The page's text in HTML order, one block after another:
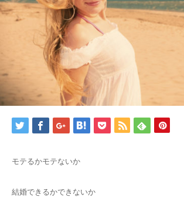
モテるかモテないか
結婚できるかできないか